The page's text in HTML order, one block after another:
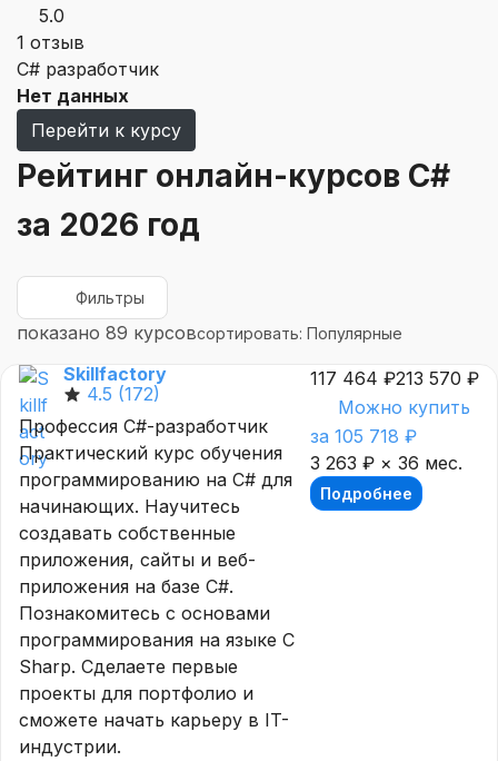
5.0
1 отзыв
C# разработчик
Нет данных
Перейти к курсу
Рейтинг онлайн-курсов C#
за 2026 год
Фильтры
показано 89 курсовсортировать: Популярные
Skillfactory
4.5 (172)
Профессия C#-разработчик
Практический курс обучения
программированию на C# для
начинающих. Научитесь
создавать собственные
приложения, сайты и веб-
приложения на базе С#.
Познакомитесь с основами
программирования на языке C
Sharp. Сделаете первые
проекты для портфолио и
сможете начать карьеру в IT-
индустрии.
117 464 ₽213 570 ₽
Можно купить
за 105 718 ₽
3 263 ₽ × 36 мес.
Подробнее